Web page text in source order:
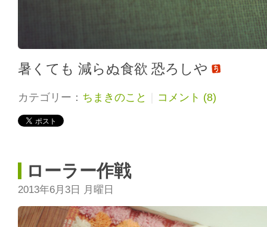
暑くても 減らぬ食欲 恐ろしや
カテゴリー： ちまきのこと コメント (8)
ローラー作戦
2013年6月3日 月曜日